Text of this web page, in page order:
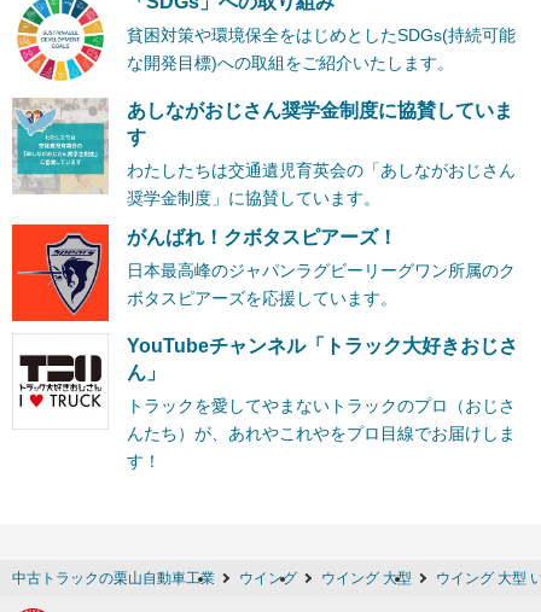
貧困対策や環境保全をはじめとしたSDGs(持続可能
な開発目標)への取組をご紹介いたします。
あしながおじさん奨学金制度に協賛していま
す
わたしたちは交通遺児育英会の「あしながおじさん
奨学金制度」に協賛しています。
がんばれ！クボタスピアーズ！
日本最高峰のジャパンラグビーリーグワン所属のク
ボタスピアーズを応援しています。
YouTubeチャンネル「トラック大好きおじさ
ん」
トラックを愛してやまないトラックのプロ（おじさ
んたち）が、あれやこれやをプロ目線でお届けしま
す！
中古トラックの栗山自動車工業 ウイング ウイング 大型 ウイング 大型